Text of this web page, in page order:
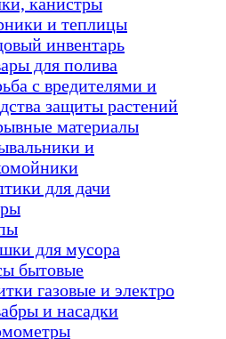
и теплицы
инвентарь
для полива
с вредителями и
защиты растений
материалы
и
для дачи
для мусора
бытовые
газовые и электро
и насадки